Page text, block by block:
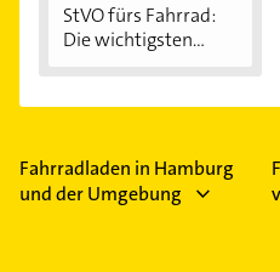
StVO fürs Fahrrad:
Die wichtigsten...
Fahrradladen in Hamburg
und der Umgebung